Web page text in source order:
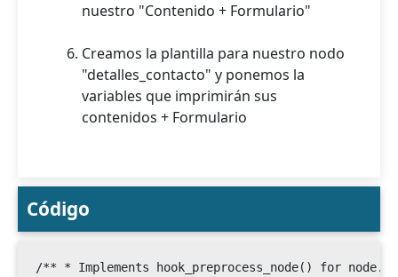
nuestro "Contenido + Formulario"
Creamos la plantilla para nuestro nodo
"detalles_contacto" y ponemos la
variables que imprimirán sus
contenidos + Formulario
Código
/** * Implements hook_preprocess_node() for